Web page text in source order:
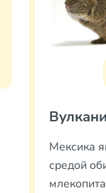
Мексика
средой